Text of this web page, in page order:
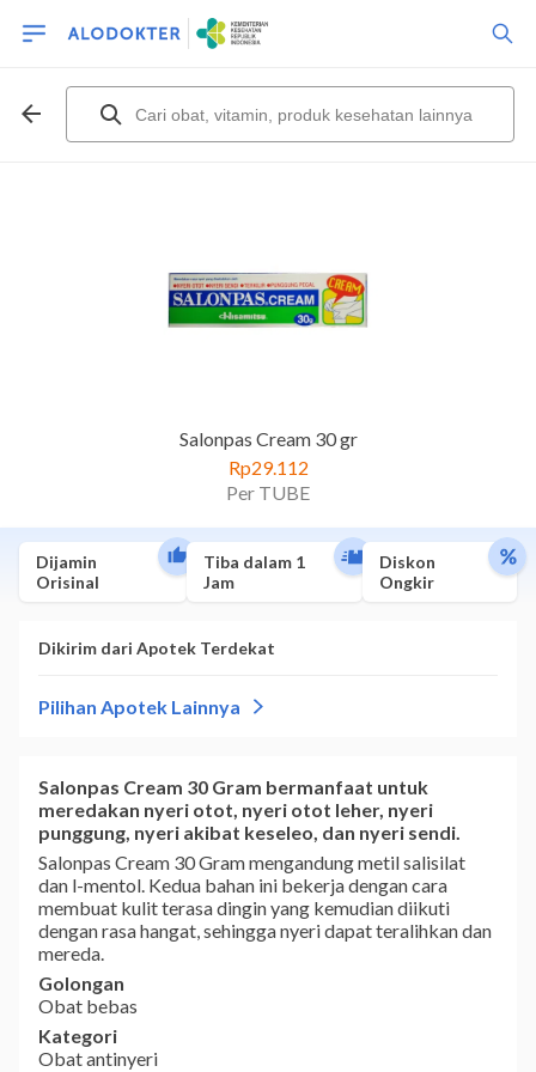
Salonpas Cream 30 gr
Rp29.112
Per TUBE
Dijamin
Orisinal
Tiba dalam 1
Jam
Diskon
Ongkir
Salonpas Cream 30 Gram bermanfaat untuk
meredakan nyeri otot, nyeri otot leher, nyeri
punggung, nyeri akibat keseleo, dan nyeri sendi.
Salonpas Cream 30 Gram mengandung metil salisilat
dan l-mentol. Kedua bahan ini bekerja dengan cara
membuat kulit terasa dingin yang kemudian diikuti
dengan rasa hangat, sehingga nyeri dapat teralihkan dan
mereda.
Golongan
Obat bebas
Kategori
Obat antinyeri